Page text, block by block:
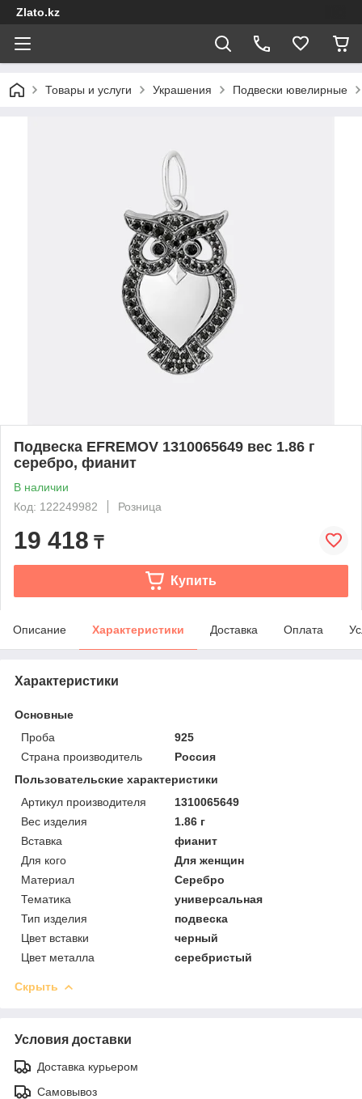
Zlato.kz
Товары и услуги Украшения Подвески ювелирные
Подвеска EFREMOV 1310065649 вес 1.86 г
серебро, фианит
В наличии
Код: 122249982
Розница
19 418 ₸
Купить
Описание Характеристики Доставка Оплата
Характеристики
Основные
Проба
925
Страна производитель
Россия
Пользовательские характеристики
Артикул производителя
1310065649
Вес изделия
1.86 г
Вставка
фианит
Для кого
Для женщин
Материал
Серебро
Тематика
универсальная
Тип изделия
подвеска
Цвет вставки
черный
Цвет металла
серебристый
Скрыть
Условия доставки
Доставка курьером
Самовывоз